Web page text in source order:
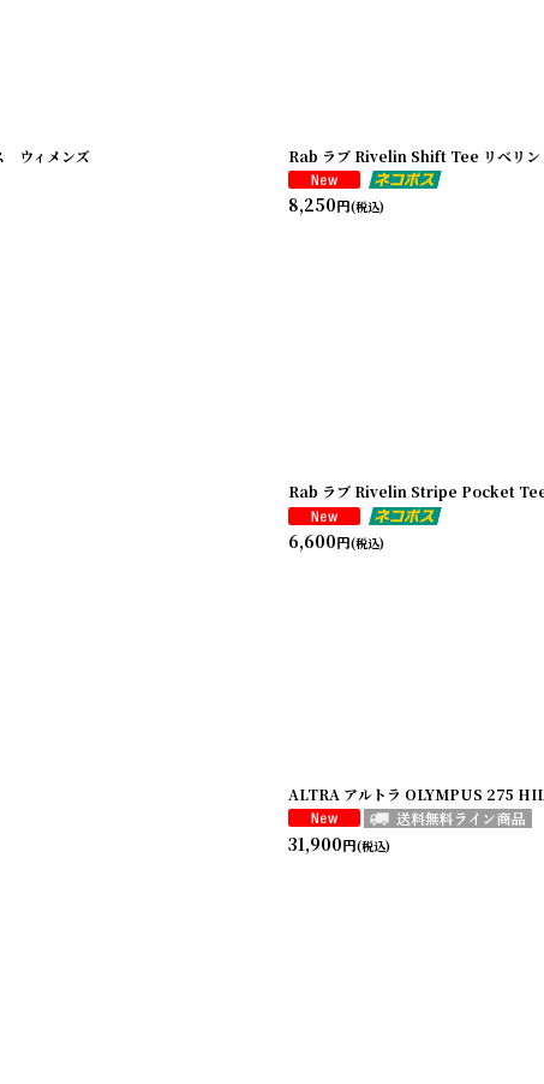
ウィメンズ Rab ラブ Rivelin Shift Tee リベリン
8,250円(税込)
Rab ラブ Rivelin Stripe Pocket Tee
6,600円(税込)
ALTRA アルトラ OLYMPUS 275
31,900円(税込)